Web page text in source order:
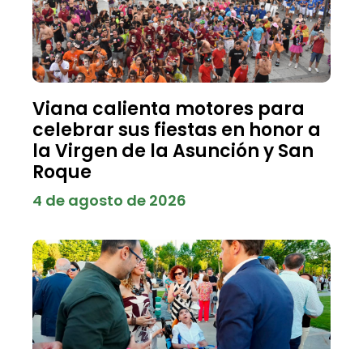
Viana calienta motores para
celebrar sus fiestas en honor a
la Virgen de la Asunción y San
Roque
4 de agosto de 2026